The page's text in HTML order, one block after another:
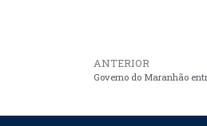
ANTERIOR